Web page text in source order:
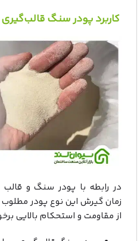
کاربرد پودر سنگ قالب‌گیری
در رابطه با پودر سنگ و
زمان گیرش این نوع پودر
از مقاومت و استحکام بالایی